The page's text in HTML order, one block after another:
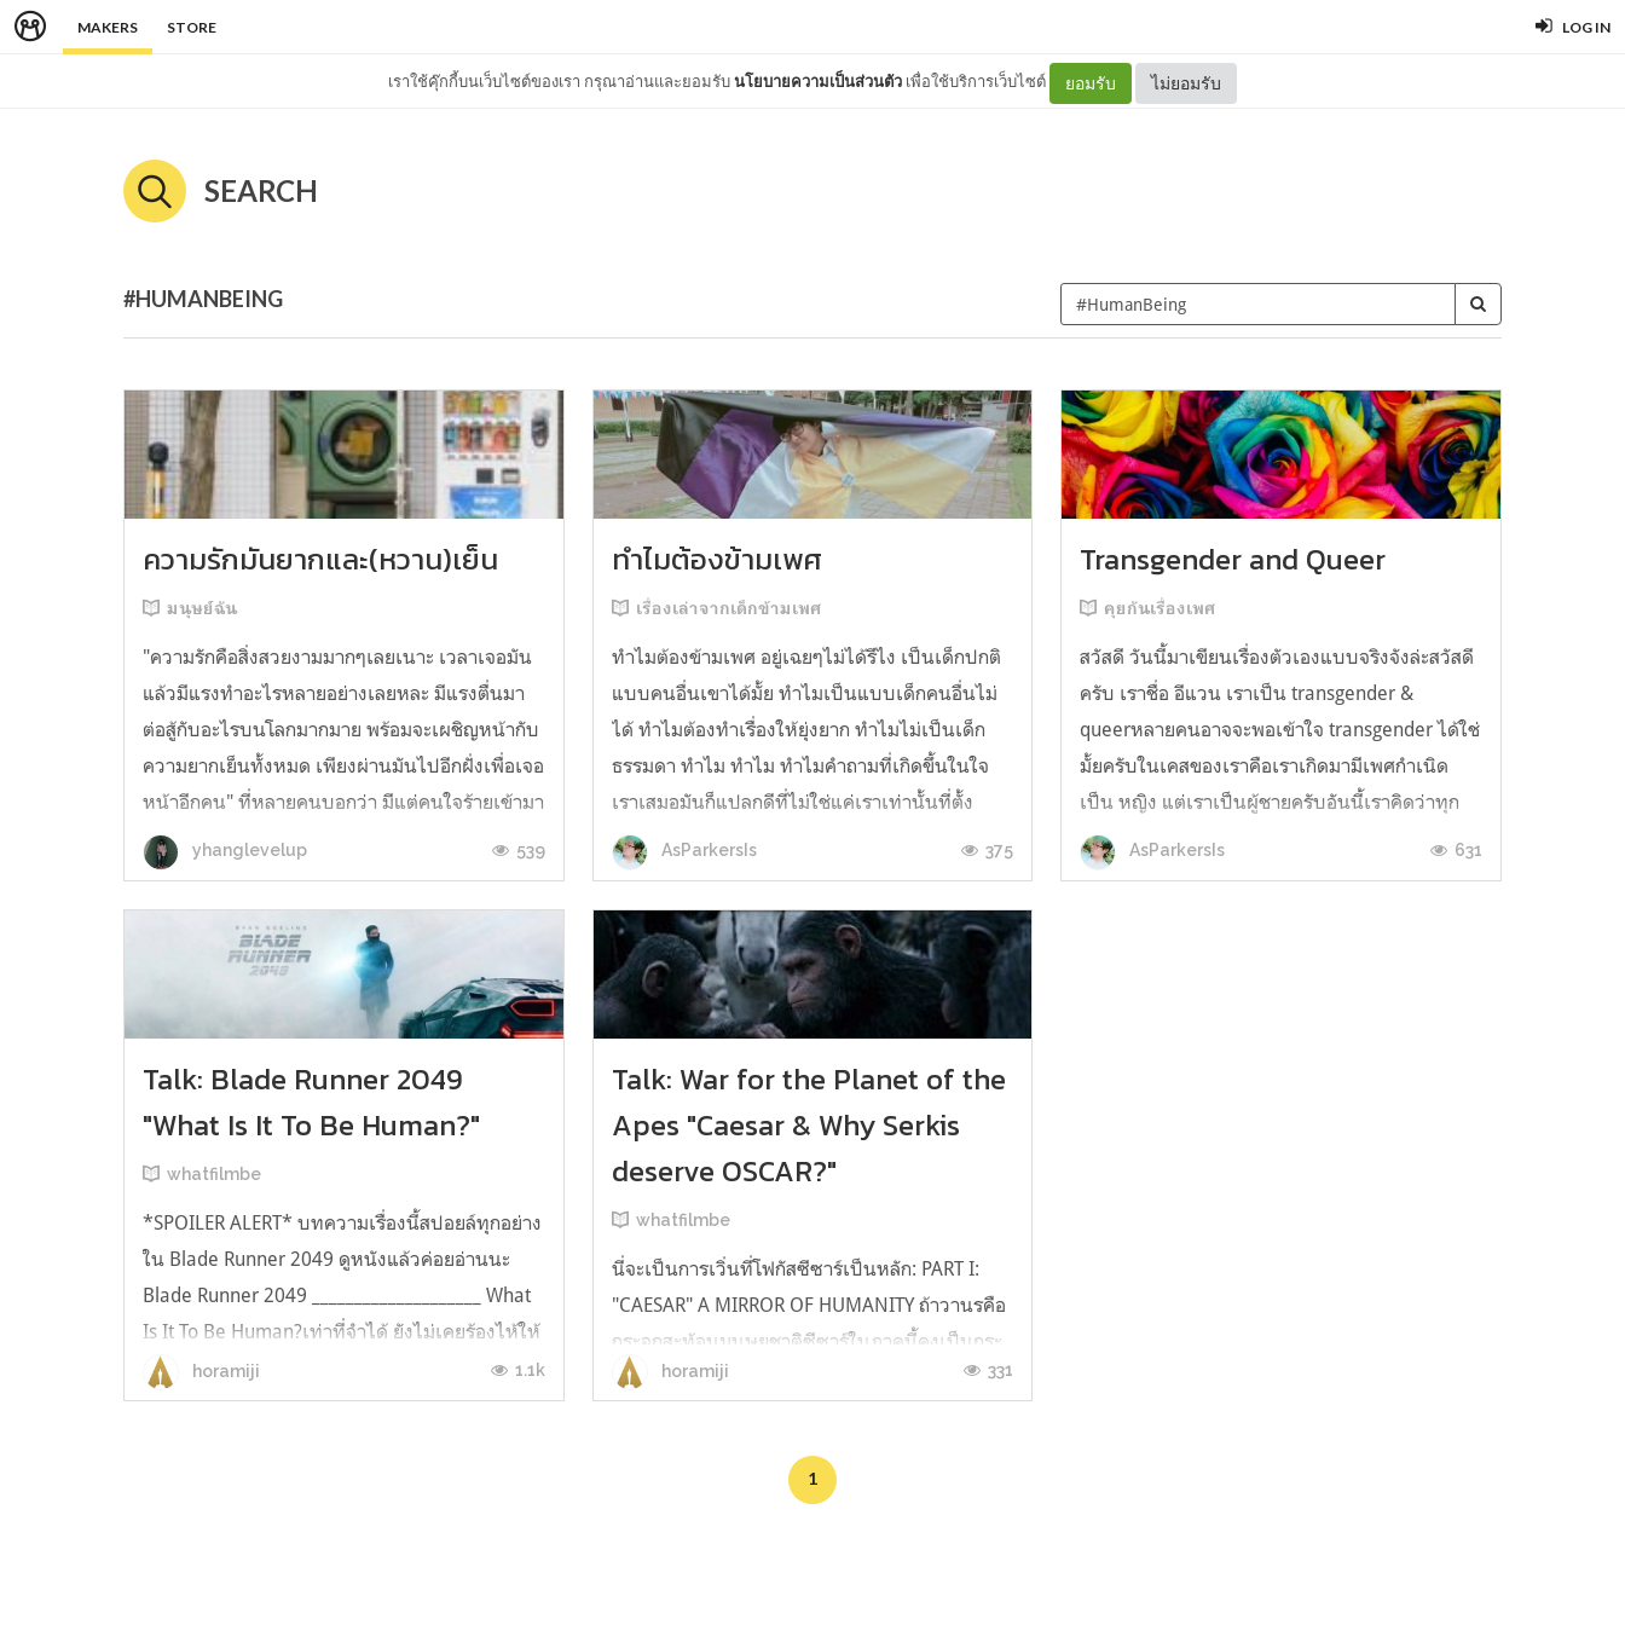
MAKERS STORE LOG IN
เราใช้คุ๊กกี้บนเว็บไซต์ของเรา กรุณาอ่านและยอมรับนโยบายความเป็นส่วนตัว เพื่อใช้บริการเว็บไซต์ ยอมรับ ไม่ยอมรับ
SEARCH
#HUMANBEING
ความรักมันยากและ(หวาน)เย็น
มนุษย์ฉัน
"ความรักคือสิ่งสวยงามมากๆเลยเนาะ เวลาเจอมัน
แล้วมีแรงทำอะไรหลายอย่างเลยหละ มีแรงตื่นมา
ต่อสู้กับอะไรบนโลกมากมาย พร้อมจะเผชิญหน้ากับ
ความยากเย็นทั้งหมด เพียงผ่านมันไปอีกฝั่งเพื่อเจอ
หน้าอีกคน" ที่หลายคนบอกว่า มีแต่คนใจร้ายเข้ามา
มีแต่คนไม่จริใจ มีแต่คนไม่รักจริง สาเหตุคืออะไร
กันแน่นะ ทุกวันนี้โลกมั...
yhanglevelup 539
ทำไมต้องข้ามเพศ
เรื่องเล่าจากเด็กข้ามเพศ
ทำไมต้องข้ามเพศ อยู่เฉยๆไม่ได้รึไง เป็นเด็กปกติ
แบบคนอื่นเขาได้มั้ย ทำไมเป็นแบบเด็กคนอื่นไม่
ได้ ทำไมต้องทำเรื่องให้ยุ่งยาก ทำไมไม่เป็นเด็ก
ธรรมดา ทำไม ทำไม ทำไมคำถามที่เกิดขึ้นในใจ
เราเสมอมันก็แปลกดีที่ไม่ใช่แค่เราเท่านั้นที่ตั้ง
คำถามกับตัวเอง แต่คนอื่นก็ตั้งคำถามแบนั้นกับเรา
เหมือนกันซึ่งเราก็คงได้แต่ส...
AsParkersIs 375
Transgender and Queer
คุยกันเรื่องเพศ
สวัสดี วันนี้มาเขียนเรื่องตัวเองแบบจริงจังล่ะสวัสดี
ครับ เราชื่อ อีแวน เราเป็น transgender &
queerหลายคนอาจจะพอเข้าใจ transgender ได้ใช่
มั้ยครับในเคสของเราคือเราเกิดมามีเพศกำเนิด
เป็น หญิง แต่เราเป็นผู้ชายครับอันนี้เราคิดว่าทุก
คนคงเข้าใจได้ไม่ยากเนอะแล้ว queer ล่ะ คืออะไร
คุณคิดว่า queer คืออะไรล่...
AsParkersIs 631
Talk: Blade Runner 2049
"What Is It To Be Human?"
whatfilmbe
*SPOILER ALERT* บทความเรื่องนี้สปอยล์ทุกอย่าง
ใน Blade Runner 2049 ดูหนังแล้วค่อยอ่านนะ
Blade Runner 2049 ____________________ What
Is It To Be Human?เท่าที่จำได้ ยังไม่เคยร้องไห้ให้
หนังไซไฟมาก่อนเลย... แต่ดู Blade Runner 2049
น้ำตาไหลไปสองฉากถ้วน ; _ ; ทั้งตัวเรื่อง ใจความ
horamiji 1.1k
Talk: War for the Planet of the
Apes "Caesar & Why Serkis
deserve OSCAR?"
whatfilmbe
นี่จะเป็นการเวิ่นที่โฟกัสซีซาร์เป็นหลัก: PART I:
"CAESAR" A MIRROR OF HUMANITY ถ้าวานรคือ
กระจกสะท้อนมนุษยชาติซีซาร์ในภาคนี้คงเป็นกระ
จกเงาที่สะท้อนความเป็นมนุษย์ได้ถึงแก่นที่สุดใน
มืดในจิตใจให้ต้องเผชิญ เราเห็นซีซาร์เป็นเด็กดีใน
Rise และเป็นผู้นำที่ยึดห...
horamiji 331
1